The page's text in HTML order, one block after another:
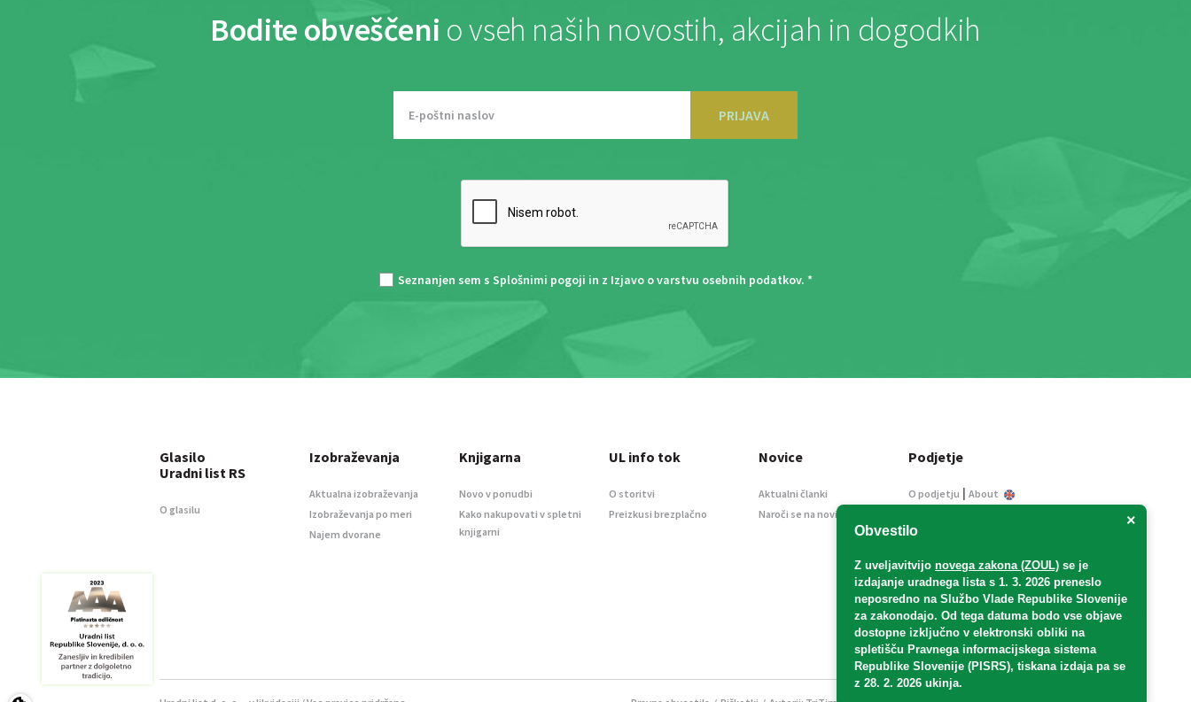
Bodite obveščeni o vseh naših novostih, akcijah in dogodkih
PRIJAVA
Seznanjen sem s Splošnimi pogoji in z Izjavo o varstvu osebnih podatkov. *
×
Obvestilo
Z uveljavitvijo novega zakona (ZOUL) se je
izdajanje uradnega lista s 1. 3. 2026 preneslo
neposredno na Službo Vlade Republike Slovenije
za zakonodajo. Od tega datuma bodo vse objave
dostopne izključno v elektronski obliki na
spletišču Pravnega informacijskega sistema
Republike Slovenije (PISRS), tiskana izdaja pa se
z 28. 2. 2026 ukinja.
Glasilo
Uradni list RS
O glasilu
Izobraževanja
Aktualna izobraževanja
Izobraževanja po meri
Najem dvorane
Knjigarna
Novo v ponudbi
Kako nakupovati v spletni
knjigarni
UL info tok
O storitvi
Preizkusi brezplačno
Novice
Aktualni članki
Naroči se na novice
Podjetje
O podjetju | About
Informacije javnega
Oglaševanje
Splošni pogoji
Izjava o varstvu osebnih
podatkov
E-dražbe